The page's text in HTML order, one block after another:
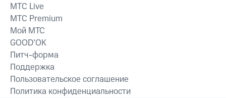
MTС Live
MTС Premium
Мой МТС
GOOD’OK
Питч-форма
Поддержка
Пользовательское соглашение
Политика конфиденциальности